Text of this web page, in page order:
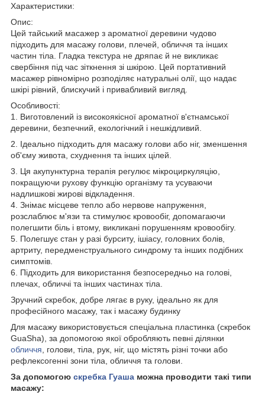
Характеристики:
Опис:
Цей тайський масажер з ароматної деревини чудово
підходить для масажу голови, плечей, обличчя та інших
частин тіла. Гладка текстура не дряпає й не викликає
свербіння під час зіткнення зі шкірою. Цей портативний
масажер рівномірно розподіляє натуральні олії, що надає
шкірі рівний, блискучий і привабливий вигляд.
Особливості:
1. Виготовлений із високоякісної ароматної в'єтнамської
деревини, безпечний, екологічний і нешкідливий.
2. Ідеально підходить для масажу голови або ніг, зменшення
об'єму живота, схуднення та інших цілей.
3. Ця акупунктурна терапія регулює мікроциркуляцію,
покращуючи рухову функцію організму та усуваючи
надлишкові жирові відкладення.
4. Знімає місцеве тепло або нервове напруження,
розслаблює м'язи та стимулює кровообіг, допомагаючи
полегшити біль і втому, викликані порушенням кровообігу.
5. Полегшує стан у разі бурситу, ішіасу, головних болів,
артриту, передменструального синдрому та інших подібних
симптомів.
6. Підходить для використання безпосередньо на голові,
плечах, обличчі та інших частинах тіла.
Зручний скребок, добре лягає в руку, ідеально як для
професійного масажу, так і масажу будинку
Для масажу використовується спеціальна пластинка (скребок
GuaSha), за допомогою якої обробляють певні ділянки
обличчя , голови, тіла, рук, ніг, що містять різні точки або
рефлексогенні зони тіла, обличчя та голови.
За допомогою скребка Гуаша можна проводити такі типи
масажу: